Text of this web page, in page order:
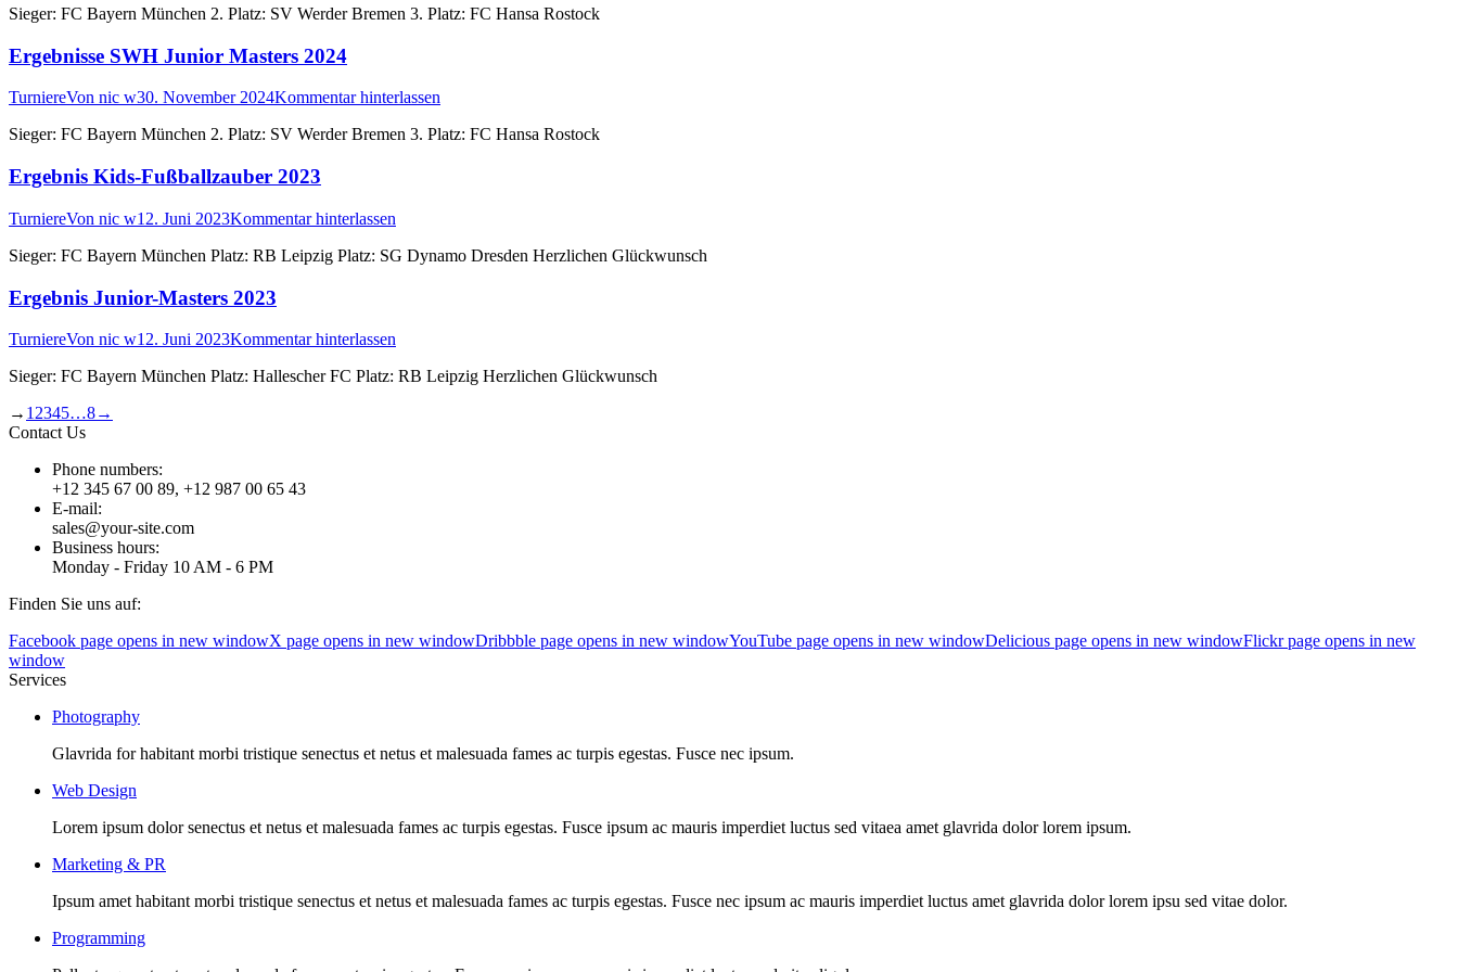
Sieger: FC Bayern München 2. Platz: SV Werder Bremen 3. Platz: FC Hansa Rostock
Ergebnisse SWH Junior Masters 2024
TurniereVon nic w30. November 2024Kommentar hinterlassen
Sieger: FC Bayern München 2. Platz: SV Werder Bremen 3. Platz: FC Hansa Rostock
Ergebnis Kids-Fußballzauber 2023
TurniereVon nic w12. Juni 2023Kommentar hinterlassen
Sieger: FC Bayern München Platz: RB Leipzig Platz: SG Dynamo Dresden Herzlichen Glückwunsch
Ergebnis Junior-Masters 2023
TurniereVon nic w12. Juni 2023Kommentar hinterlassen
Sieger: FC Bayern München Platz: Hallescher FC Platz: RB Leipzig Herzlichen Glückwunsch
→ 1 2345…8→
Contact Us
Phone numbers:
+12 345 67 00 89, +12 987 00 65 43
E-mail:
sales@your-site.com
Business hours:
Monday - Friday 10 AM - 6 PM
Finden Sie uns auf:
Facebook page opens in new windowX page opens in new windowDribbble page opens in new windowYouTube page opens in new windowDelicious page opens in new windowFlickr page opens in new
window
Services
Photography
Glavrida for habitant morbi tristique senectus et netus et malesuada fames ac turpis egestas. Fusce nec ipsum.
Web Design
Lorem ipsum dolor senectus et netus et malesuada fames ac turpis egestas. Fusce ipsum ac mauris imperdiet luctus sed vitaea amet glavrida dolor lorem ipsum.
Marketing & PR
Ipsum amet habitant morbi tristique senectus et netus et malesuada fames ac turpis egestas. Fusce nec ipsum ac mauris imperdiet luctus amet glavrida dolor lorem ipsu sed vitae dolor.
Programming